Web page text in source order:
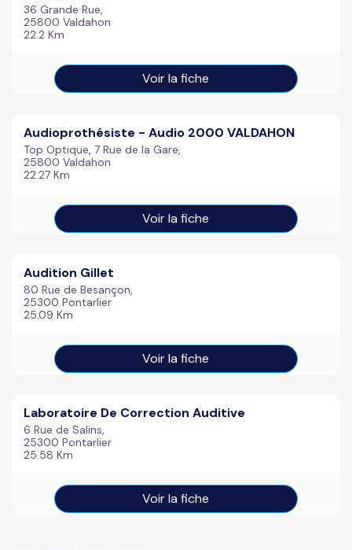
36 Grande Rue,
25800 Valdahon
22.2 Km
Voir la fiche
Audioprothésiste - Audio 2000 VALDAHON
Top Optique, 7 Rue de la Gare,
25800 Valdahon
22.27 Km
Voir la fiche
Audition Gillet
80 Rue de Besançon,
25300 Pontarlier
25.09 Km
Voir la fiche
Laboratoire De Correction Auditive
6 Rue de Salins,
25300 Pontarlier
25.58 Km
Voir la fiche